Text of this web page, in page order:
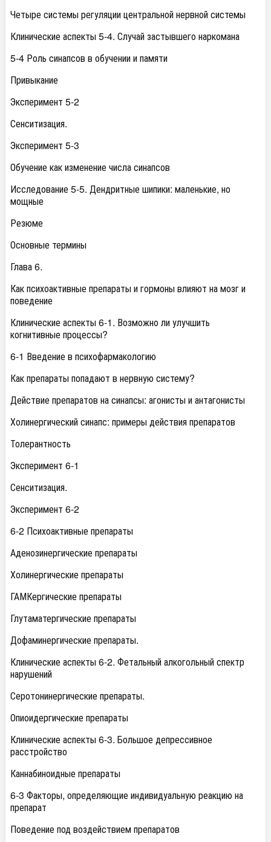
Четыре системы регуляции центральной нервной системы
Клинические аспекты 5-4. Случай застывшего наркомана
5-4 Роль синапсов в обучении и памяти
Привыкание
Эксперимент 5-2
Сенситизация.
Эксперимент 5-3
Обучение как изменение числа синапсов
Исследование 5-5. Дендритные шипики: маленькие, но
мощные
Резюме
Основные термины
Глава 6.
Как психоактивные препараты и гормоны влияют на мозг и
поведение
Клинические аспекты 6-1. Возможно ли улучшить
когнитивные процессы?
6-1 Введение в психофармакологию
Как препараты попадают в нервную систему?
Действие препаратов на синапсы: агонисты и антагонисты
Холинергический синапс: примеры действия препаратов
Толерантность
Эксперимент 6-1
Сенситизация.
Эксперимент 6-2
6-2 Психоактивные препараты
Аденозинергические препараты
Холинергические препараты
ГАМКергические препараты
Глутаматергические препараты
Дофаминергические препараты.
Клинические аспекты 6-2. Фетальный алкогольный спектр
нарушений
Серотонинергические препараты.
Опиоидергические препараты
Клинические аспекты 6-3. Большое депрессивное
расстройство
Каннабиноидные препараты
6-3 Факторы, определяющие индивидуальную реакцию на
препарат
Поведение под воздействием препаратов